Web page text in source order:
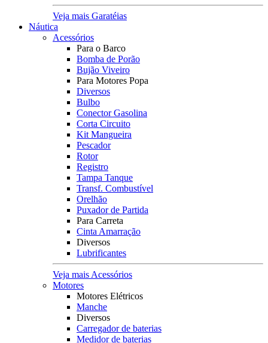
Veja mais Garatéias
Náutica
Acessórios
Para o Barco
Bomba de Porão
Bujão Viveiro
Para Motores Popa
Diversos
Bulbo
Conector Gasolina
Corta Circuito
Kit Mangueira
Pescador
Rotor
Registro
Tampa Tanque
Transf. Combustível
Orelhão
Puxador de Partida
Para Carreta
Cinta Amarração
Diversos
Lubrificantes
Veja mais Acessórios
Motores
Motores Elétricos
Manche
Diversos
Carregador de baterias
Medidor de baterias